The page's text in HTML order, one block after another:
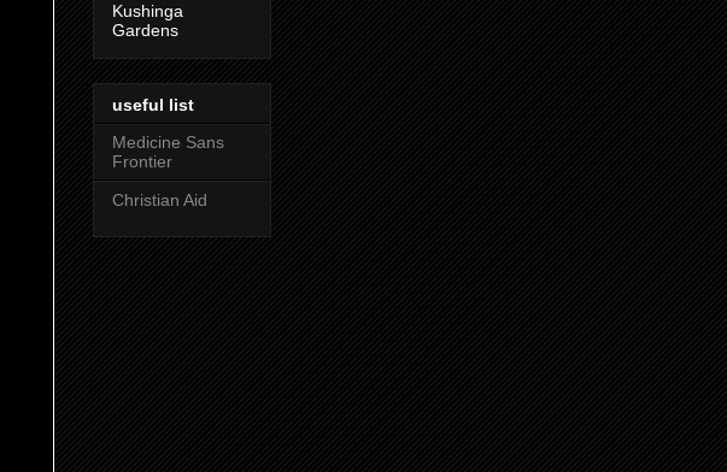
Kushinga
Gardens
useful list
Medicine Sans
Frontier
Christian Aid